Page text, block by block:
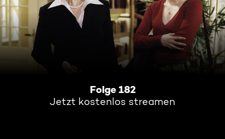
Folge 182
Jetzt kostenlos streamen